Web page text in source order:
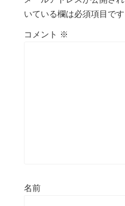
いている欄は必須項目です
コメント ※
名前